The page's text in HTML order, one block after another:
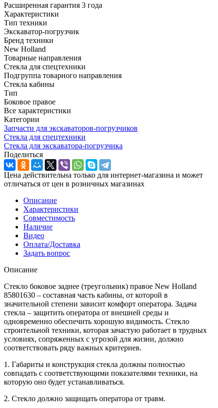
Расширенная гарантия 3 года
Характеристики
Тип техники
Экскаватор-погрузчик
Бренд техники
New Holland
Товарные направления
Стекла для спецтехники
Подгруппа товарного направления
Стекла кабины
Тип
Боковое правое
Все характеристики
Категории
Запчасти для экскаваторов-погрузчиков
Стекла для спецтехники
Стекла для экскаватора-погрузчика
Поделиться
Цена действительна только для интернет-магазина и может
отличаться от цен в розничных магазинах
Описание
Характеристики
Совместимость
Наличие
Видео
Оплата/Доставка
Задать вопрос
Описание
Стекло боковое заднее (треугольник) правое New Holland
85801630 – составная часть кабины, от которой в
значительной степени зависит комфорт оператора. Задача
стекла – защитить оператора от внешней среды и
одновременно обеспечить хорошую видимость. Стекло
строительной техники, которая зачастую работает в трудных
условиях, сопряженных с угрозой для жизни, должно
соответствовать ряду важных критериев.
1. Габариты и конструкция стекла должны полностью
совпадать с соответствующими показателями техники, на
которую оно будет устанавливаться.
2. Стекло должно защищать оператора от травм.